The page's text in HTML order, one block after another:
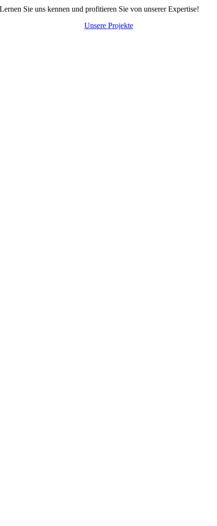
Lernen Sie uns kennen und profitieren Sie von unserer Expertise!
Unsere Projekte